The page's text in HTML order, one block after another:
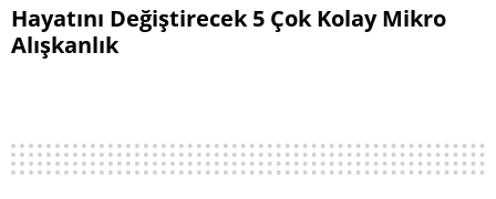
Hayatını Değiştirecek 5 Çok Kolay Mikro
Alışkanlık